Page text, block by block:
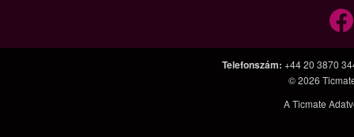
Telefonszám: +44 20 3870
© 2026
A Ticmate